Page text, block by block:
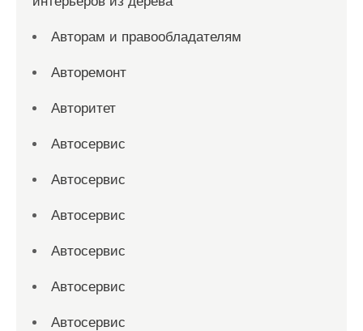
Авторам и правообладателям
Авторемонт
Авторитет
Автосервис
Автосервис
Автосервис
Автосервис
Автосервис
Автосервис